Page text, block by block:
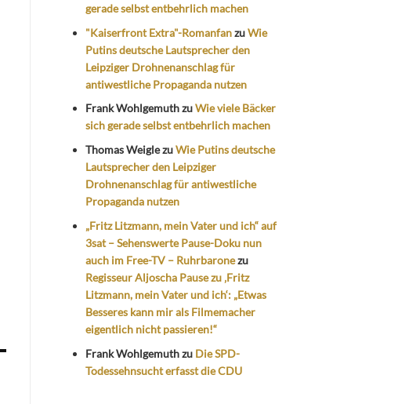
gerade selbst entbehrlich machen
"Kaiserfront Extra"-RomanfanzuWie
Putins deutsche Lautsprecher den
Leipziger Drohnenanschlag für
antiwestliche Propaganda nutzen
Frank WohlgemuthzuWie viele Bäcker
sich gerade selbst entbehrlich machen
Thomas WeiglezuWie Putins deutsche
Lautsprecher den Leipziger
Drohnenanschlag für antiwestliche
Propaganda nutzen
„Fritz Litzmann, mein Vater und ich“ auf
3sat – Sehenswerte Pause-Doku nun
auch im Free-TV – Ruhrbaronezu
Regisseur Aljoscha Pause zu ‚Fritz
Litzmann, mein Vater und ich‘: „Etwas
Besseres kann mir als Filmemacher
eigentlich nicht passieren!“
Frank Wohlgemuthzu Die SPD-
Todessehnsucht erfasst die CDU